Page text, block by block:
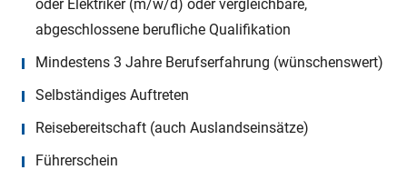
oder Elektriker (m/w/d) oder vergleichbare,
abgeschlossene berufliche Qualifikation
Mindestens 3 Jahre Berufserfahrung (wünschenswert)
Selbständiges Auftreten
Reisebereitschaft (auch Auslandseinsätze)
Führerschein